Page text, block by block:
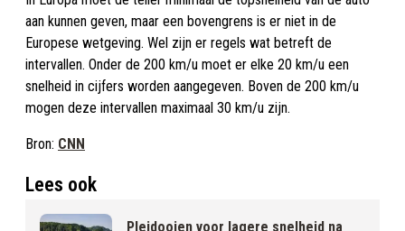
aan kunnen geven, maar een bovengrens is er niet in de
Europese wetgeving. Wel zijn er regels wat betreft de
intervallen. Onder de 200 km/u moet er elke 20 km/u een
snelheid in cijfers worden aangegeven. Boven de 200 km/u
mogen deze intervallen maximaal 30 km/u zijn.
Bron: CNN
Lees ook
Pleidooien voor lagere snelheid na